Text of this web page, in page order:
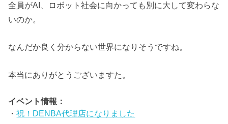
全員がAI、ロボット社会に向かっても別に大して変わらな
いのか。
なんだか良く分からない世界になりそうですね。
本当にありがとうございますた。
イベント情報：
・祝！DENBA代理店になりました